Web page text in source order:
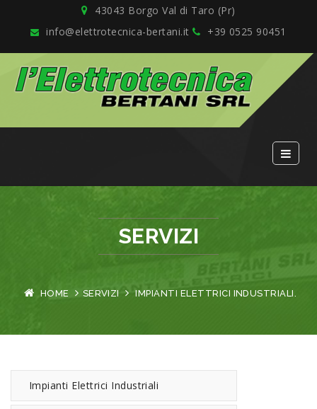
43043 Borgo Val di Taro (Pr)
info@elettrotecnica-bertani.it
+39 0525 90451
SERVIZI
HOME SERVIZI IMPIANTI ELETTRICI INDUSTRIALI.
Impianti Elettrici Industriali